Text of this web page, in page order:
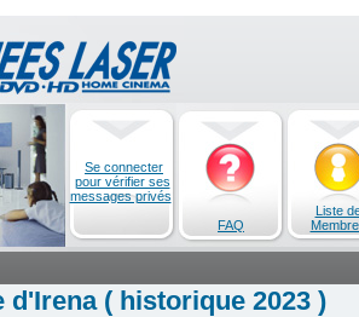
Se connecter
pour vérifier ses
messages privés
FAQ
Liste
d'Irena ( historique 2023 )